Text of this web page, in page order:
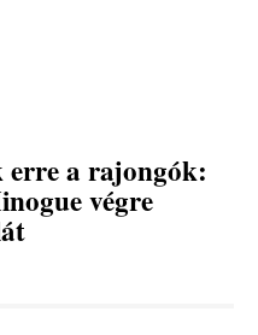
a rajongók:
végre